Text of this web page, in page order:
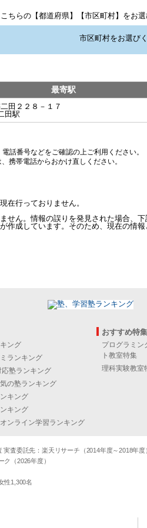
ちらの【都道府県】【市区町村】をお選
最寄駅
田２２８－１７
田駅
話番号などをご確認の上ご利用ください。
携帯電話からおかけ直しください。
在行っておりません。
せん。情報の誤りを発見された場合、下
成しています。そのため、現在の情報
ング
ランキング
塾ランキング
の塾ランキング
キング
キング
ンライン学習ランキング
おすすめ特集
プログラミン
ト教室特集
理科実験教室
査委託先：楽天リサーチ（2014年度～2018年
（2026年度）
性1,300名